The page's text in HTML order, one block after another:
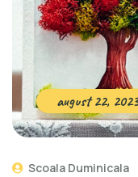
august 22, 2023
Scoala Duminicala